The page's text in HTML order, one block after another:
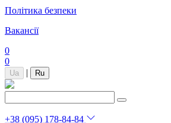
Політика безпеки
Вакансії
0
0
Ua | Ru
+38 (095) 178-84-84